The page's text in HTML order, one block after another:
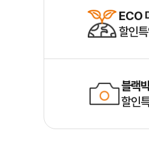
ECO
할인
블랙
할인